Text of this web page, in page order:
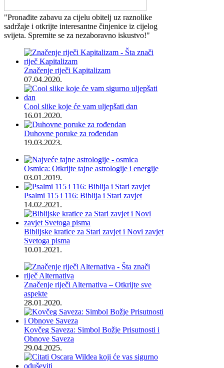
"Pronađite zabavu za cijelu obitelj uz raznolike
sadržaje i otkrijte interesantne činjenice iz cijelog
svijeta. Spremite se za nezaboravno iskustvo!"
Značenje riječi Kapitalizam
07.04.2020.
Cool slike koje će vam uljepšati dan
16.01.2020.
Duhovne poruke za rođendan
19.03.2023.
Osmica: Otkrijte tajne astrologije i energije
03.01.2019.
Psalmi 115 i 116: Biblija i Stari zavjet
14.02.2021.
Biblijske kratice za Stari zavjet i Novi zavjet
Svetoga pisma
10.01.2021.
Značenje riječi Alternativa – Otkrijte sve
aspekte
28.01.2020.
Kovčeg Saveza: Simbol Božje Prisutnosti i
Obnove Saveza
29.04.2025.